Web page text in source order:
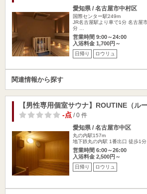
愛知県 / 名古屋市中村区
国際センター駅249m
JR名古屋駅より車で1分 名古屋
分 …
営業時間 9:00～24:00
入浴料金 1,700円～
日帰り ロウリュ
関連情報から探す
【男性専用個室サウナ】ROUTINE（ルー
-点/ 0 件
愛知県 / 名古屋市中区
丸の内駅157m
地下鉄丸の内駅 1番出口 徒歩1分
営業時間 6:00～26:00
入浴料金 2,500円～
日帰り ロウリュ